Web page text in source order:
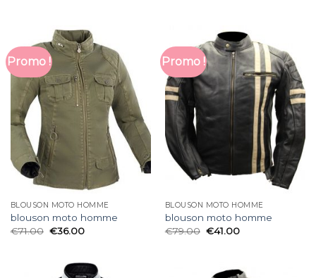
Promo !
BLOUSON MOTO HOMME
blouson moto homme
€71.00 €36.00
Promo !
BLOUSON MOTO HOMME
blouson moto homme
€79.00 €41.00